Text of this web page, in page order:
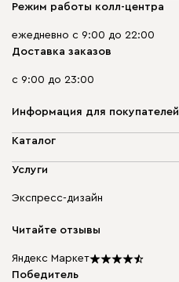
Режим работы колл-центра
ежедневно с 9:00 до 22:00
Доставка заказов
с 9:00 до 23:00
Информация для покупателей
О компании
Доставка и оплата
диван.клуб
Карьера
Подарочные сертификаты
Мы в прессе
Каталог
Мягкая мебель
Бескаркасная мебель
Столы и стулья
Услуги
Экспресс-дизайн
Читайте отзывы
Яндекс Маркет
Победитель